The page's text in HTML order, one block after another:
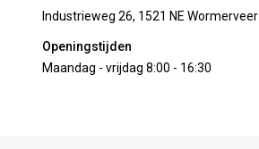
Industrieweg 26, 1521 NE Wormerveer
Openingstijden
Maandag - vrijdag 8:00 - 16:30